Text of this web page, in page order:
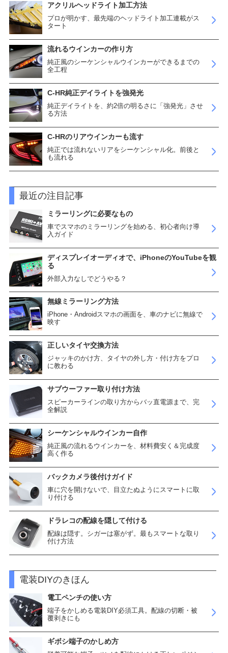
アクリルヘッドライト加工方法
プロが明かす、最先端のヘッドライト加工連載がス
タート
流れるウインカーの作り方
純正風のシーケンシャルウインカーができるまでの
全工程
C-HR純正デイライトを強発光
純正デイライトを、約2倍の明るさに「強発光」させ
る方法
C-HRのリアウインカーも流す
純正では流れないリアをシーケンシャル化。前後と
も流れる
最近の注目記事
ミラーリングに必要なもの
車でスマホのミラーリングを始める、初心者向け導
入ガイド
ディスプレイオーディオで、iPhoneのYouTubeを観
る
外部入力なしでどうやる？
無線ミラーリング方法
iPhone・Androidスマホの画面を、車のナビに無線で
映す
正しいタイヤ交換方法
ジャッキのかけ方、タイヤの外し方・付け方をプロ
に教わる
サブウーファー取り付け方法
スピーカーラインの取り方からバッ直電源まで、完
全解説
シーケンシャルウインカー自作
純正風の流れるウインカーを、材料費安く＆完成度
高く作る
バックカメラ後付けガイド
車に穴を開けないで、目立たぬようにスマートに取
り付ける
ドラレコの配線を隠して付ける
配線は隠す。シガーは塞がず。最もスマートな取り
付け方法
電装DIYのきほん
電工ペンチの使い方
端子をかしめる電装DIY必須工具。配線の切断・被
覆剥きにも
ギボシ端子のかしめ方